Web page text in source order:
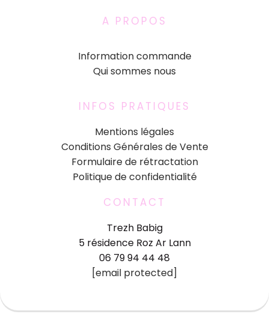
A PROPOS
Information commande
Qui sommes nous
INFOS PRATIQUES
Mentions légales
Conditions Générales de Vente
Formulaire de rétractation
Politique de confidentialité
CONTACT
Trezh Babig
5 résidence Roz Ar Lann
06 79 94 44 48
[email protected]